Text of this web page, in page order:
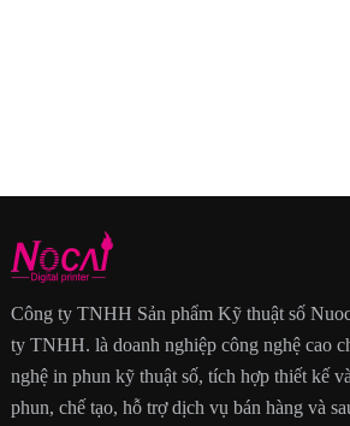
Công ty TNHH Sản phẩm Kỹ thuật số
ty TNHH. là doanh nghiệp công nghệ cao
nghệ in phun kỹ thuật số, tích hợp thiết kế
phun, chế tạo, hỗ trợ dịch vụ bán hàng và